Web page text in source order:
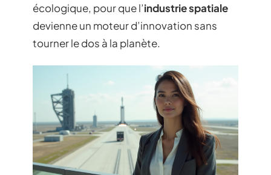
écologique, pour que l’industrie spatiale
devienne un moteur d’innovation sans
tourner le dos à la planète.